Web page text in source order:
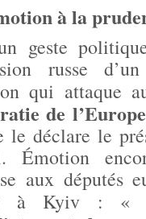
à la
geste
russe
qui attaque
de
le déclare le
Émotion
aux députés
à Kyiv :